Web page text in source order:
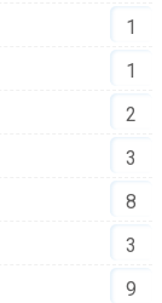
1
1
2
3
8
3
9